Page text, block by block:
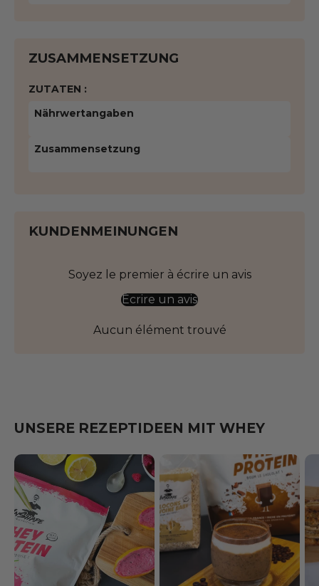
ZUSAMMENSETZUNG
ZUTATEN :
Nährwertangaben
Zusammensetzung
KUNDENMEINUNGEN
Soyez le premier à écrire un avis
Écrire un avis
Aucun élément trouvé
UNSERE REZEPTIDEEN MIT WHEY